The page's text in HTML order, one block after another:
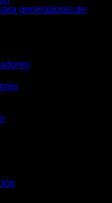
generadores de